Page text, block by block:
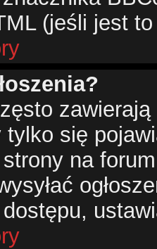
(jeśli jest
się
na